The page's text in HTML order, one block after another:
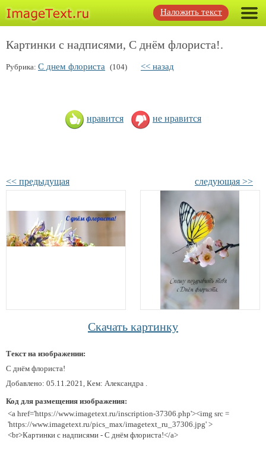
Наложить текст
Картинки с надписями, С днём флориста!.
Рубрика: С днем флориста (104) << назад
нравится не нравится
<< предыдущая следующая >>
Скачать картинку
Текст на изображении:
С днём флориста!
Добавлено: 05.11.2021, Кем: Александра .
Код для размещения изображения:
<a href='https://www.imagetext.ru/inscription-37306.php'><img src =
'https://www.imagetext.ru/pics_max/imagetext_ru_37306.jpg' >
<br>Картинки с надписями - С днём флориста!</a>